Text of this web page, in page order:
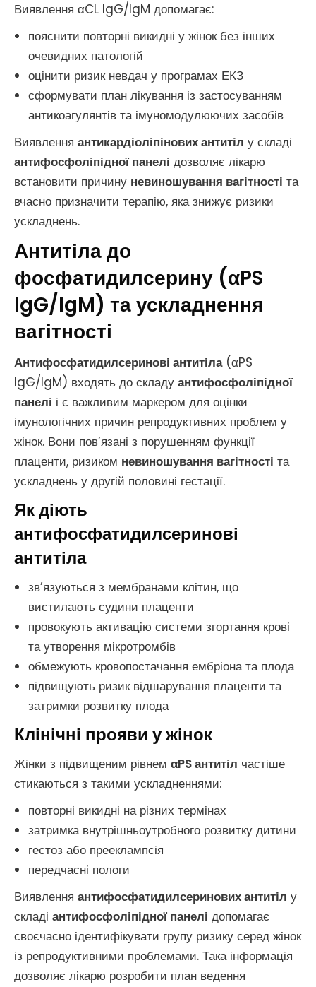
Виявлення αCL IgG/IgM допомагає:
пояснити повторні викидні у жінок без інших
очевидних патологій
оцінити ризик невдач у програмах ЕКЗ
сформувати план лікування із застосуванням
антикоагулянтів та імуномодулюючих засобів
Виявлення антикардіоліпінових антитіл у складі
антифосфоліпідної панелі дозволяє лікарю
встановити причину невиношування вагітності та
вчасно призначити терапію, яка знижує ризики
ускладнень.
Антитіла до
фосфатидилсерину (αPS
IgG/IgM) та ускладнення
вагітності
Антифосфатидилсеринові антитіла(αPS
IgG/IgM) входять до складу антифосфоліпідної
панелі і є важливим маркером для оцінки
імунологічних причин репродуктивних проблем у
жінок. Вони пов’язані з порушенням функції
плаценти, ризиком невиношування вагітності та
ускладнень у другій половині гестації.
Як діють
антифосфатидилсеринові
антитіла
зв’язуються з мембранами клітин, що
вистилають судини плаценти
провокують активацію системи згортання крові
та утворення мікротромбів
обмежують кровопостачання ембріона та плода
підвищують ризик відшарування плаценти та
затримки розвитку плода
Клінічні прояви у жінок
Жінки з підвищеним рівнем αPS антитіл частіше
стикаються з такими ускладненнями:
повторні викидні на різних термінах
затримка внутрішньоутробного розвитку дитини
гестоз або прееклампсія
передчасні пологи
Виявлення антифосфатидилсеринових антитіл у
складі антифосфоліпідної панелі допомагає
своєчасно ідентифікувати групу ризику серед жінок
із репродуктивними проблемами. Така інформація
дозволяє лікарю розробити план ведення